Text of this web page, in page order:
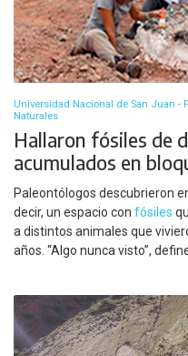
Universidad Nacional de San Juan -
Naturales
Hallaron fósiles de
acumulados en
Paleontólogos descubrieron
decir, un espacio con fósiles
a distintos animales que
años. “Algo nunca visto”,